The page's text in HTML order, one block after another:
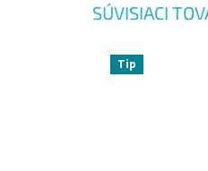
SÚVISIACI
Tip